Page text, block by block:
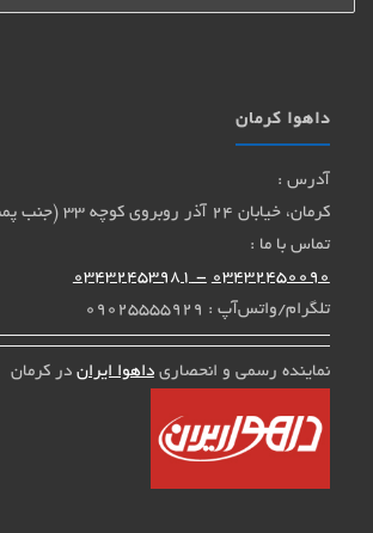
داهوا کرمان
آدرس :
کرمان، خیابان 24 آذر روبروی کوچه 33 (جنب پمپ بنزین)
تماس با ما :
03432450090
- 03432453981
تلگرام/واتس‌آپ : 09025555929
نماینده رسمی و انحصاریداهوا ایران در کرمان